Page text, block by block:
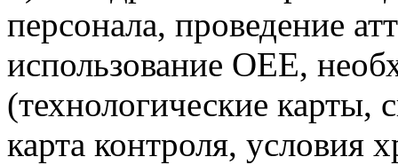
персонала, проведение
использование OEE,
(технологические
карта контроля, условия